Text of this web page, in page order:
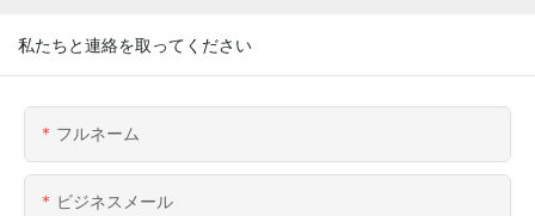
私たちと連絡を取ってください
フルネーム
ビジネスメール